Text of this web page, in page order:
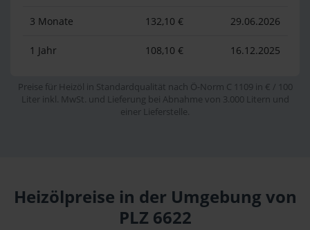
3 Monate 132,10 € 29.06.2026
1 Jahr 108,10 € 16.12.2025
Preise für Heizöl in Standardqualität nach Ö-Norm C 1109 in € / 100
Liter inkl. MwSt. und Lieferung bei Abnahme von 3.000 Litern und
einer Lieferstelle.
Heizölpreise in der Umgebung von
PLZ 6622